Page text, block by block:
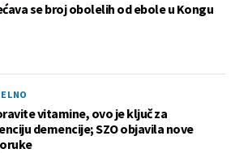
se broj obolelih od ebole u Kongu
vitamine, ovo je ključ za
demencije; SZO objavila nove